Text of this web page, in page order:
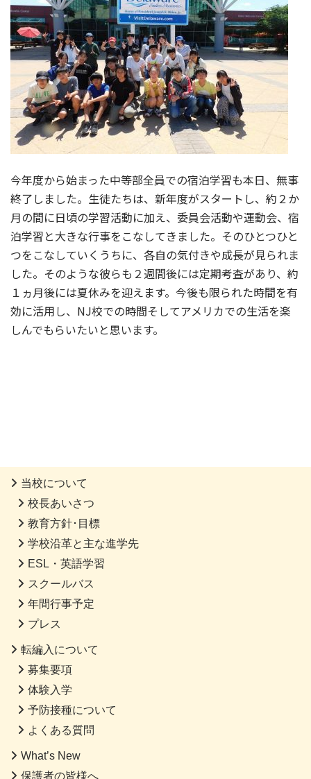
今年度から始まった中等部全員での宿泊学習も本日、無事
終了しました。生徒たちは、新年度がスタートし、約２か
月の間に日頃の学習活動に加え、委員会活動や運動会、宿
泊学習と大きな行事をこなしてきました。そのひとつひと
つをこなしていくうちに、各自の気付きや成長が見られま
した。そのような彼らも２週間後には定期考査があり、約
１ヵ月後には夏休みを迎えます。今後も限られた時間を有
効に活用し、NJ校での時間そしてアメリカでの生活を楽
しんでもらいたいと思います。
当校について
校長あいさつ
教育方針･目標
学校沿革と主な進学先
ESL・英語学習
スクールバス
年間行事予定
プレス
転編入について
募集要項
体験入学
予防接種について
よくある質問
What’s New
保護者の皆様へ